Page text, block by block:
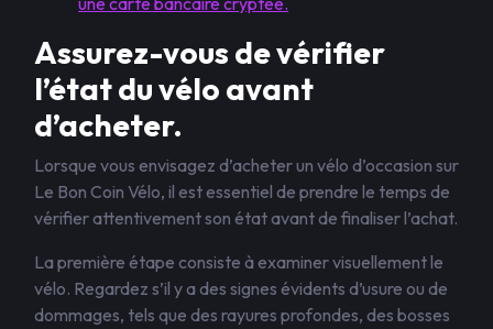
Assurez-vous de vérifier
l’état du vélo avant
d’acheter.
Lorsque vous envisagez d’acheter un vélo d’occasion sur
Le Bon Coin Vélo, il est essentiel de prendre le temps de
vérifier attentivement son état avant de finaliser l’achat.
La première étape consiste à examiner visuellement le
vélo. Regardez s’il y a des signes évidents d’usure ou de
dommages, tels que des rayures profondes, des bosses